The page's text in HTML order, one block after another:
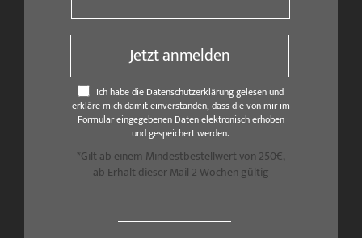
Jetzt anmelden
Ich habe die Datenschutzerklärung gelesen und
erkläre mich damit einverstanden, dass die von mir im
Formular eingegebenen Daten elektronisch erhoben
und gespeichert werden.
*Gilt ab einem Mindestbestellwert von 250€,
ab Erhalt dieser Mail 2 Wochen gültig